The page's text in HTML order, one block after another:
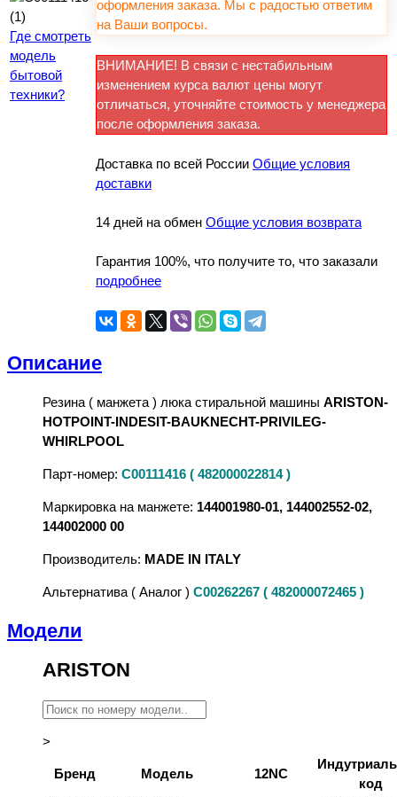
Где смотреть
модель
бытовой
техники?
оформления заказа. Мы с радостью ответим
на Ваши вопросы.
ВНИМАНИЕ! В связи с нестабильным
изменением курса валют цены могут
отличаться, уточняйте стоимость у менеджера
после оформления заказа.
Доставка по всей России Общие условия
доставки
14 дней на обмен Общие условия возврата
Гарантия 100%, что получите то, что заказали
подробнее
Описание
Резина ( манжета ) люка стиральной машины ARISTON-
HOTPOINT-INDESIT-BAUKNECHT-PRIVILEG-
WHIRLPOOL
Парт-номер: C00111416 ( 482000022814 )
Маркировка на манжете: 144001980-01, 144002552-02,
144002000 00
Производитель: MADE IN ITALY
Альтернатива ( Аналог ) C00262267 ( 482000072465 )
Модели
ARISTON
>
Бренд Модель 12NC
код